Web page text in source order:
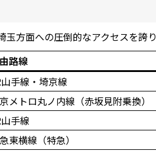
方面への圧倒的なアクセスを誇り
路線
手線・埼京線
メトロ丸ノ内線（赤坂見附乗換）
手線
東横線（特急）